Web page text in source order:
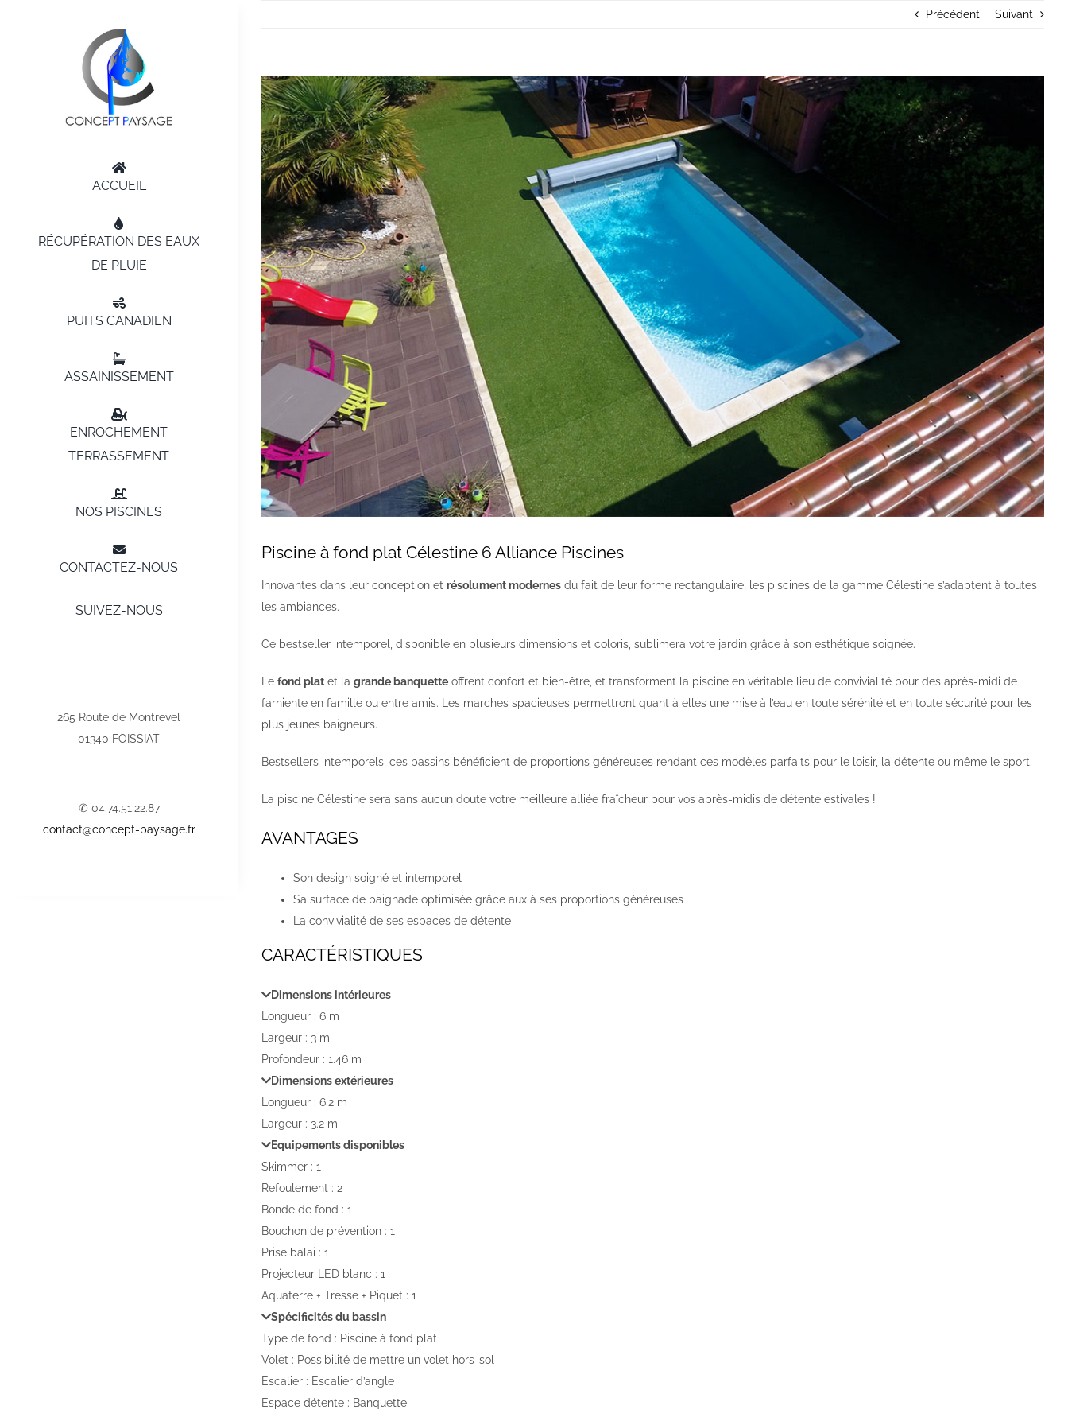
ACCUEIL
RÉCUPÉRATION DES EAUX
DE PLUIE
PUITS CANADIEN
ASSAINISSEMENT
ENROCHEMENT
TERRASSEMENT
NOS PISCINES
CONTACTEZ-NOUS
SUIVEZ-NOUS
265 Route de Montrevel
01340 FOISSIAT
✆ 04.74.51.22.87
contact@concept-paysage.fr
Précédent Suivant
Voir
l'image
agrandie
Piscine à fond plat Célestine 6 Alliance Piscines
Innovantes dans leur conception et résolument modernes du fait de leur forme rectangulaire, les piscines de la gamme Célestine s’adaptent à toutes
les ambiances.
Ce bestseller intemporel, disponible en plusieurs dimensions et coloris, sublimera votre jardin grâce à son esthétique soignée.
Le fond plat et la grande banquette offrent confort et bien-être, et transforment la piscine en véritable lieu de convivialité pour des après-midi de
farniente en famille ou entre amis. Les marches spacieuses permettront quant à elles une mise à l’eau en toute sérénité et en toute sécurité pour les
plus jeunes baigneurs.
Bestsellers intemporels, ces bassins bénéficient de proportions généreuses rendant ces modèles parfaits pour le loisir, la détente ou même le sport.
La piscine Célestine sera sans aucun doute votre meilleure alliée fraîcheur pour vos après-midis de détente estivales !
AVANTAGES
Son design soigné et intemporel
Sa surface de baignade optimisée grâce aux à ses proportions généreuses
La convivialité de ses espaces de détente
CARACTÉRISTIQUES
Dimensions intérieures
Longueur : 6 m
Largeur : 3 m
Profondeur : 1.46 m
Dimensions extérieures
Longueur : 6.2 m
Largeur : 3.2 m
Equipements disponibles
Skimmer : 1
Refoulement : 2
Bonde de fond : 1
Bouchon de prévention : 1
Prise balai : 1
Projecteur LED blanc : 1
Aquaterre + Tresse + Piquet : 1
Spécificités du bassin
Type de fond : Piscine à fond plat
Volet : Possibilité de mettre un volet hors-sol
Escalier : Escalier d’angle
Espace détente : Banquette